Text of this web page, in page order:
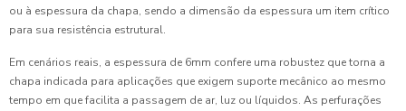
ou à espessura da chapa, sendo a dimensão da espessura um item crítico
para sua resistência estrutural.
Em cenários reais, a espessura de 6mm confere uma robustez que torna a
chapa indicada para aplicações que exigem suporte mecânico ao mesmo
tempo em que facilita a passagem de ar, luz ou líquidos. As perfurações